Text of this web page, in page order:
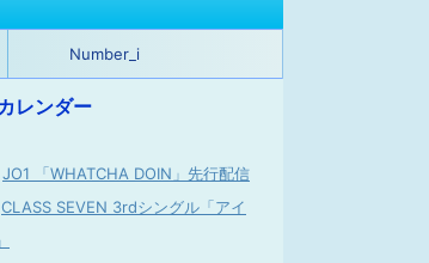
Number_i
レンダー
JO1 「WHATCHA DOIN」先行配信
CLASS SEVEN 3rdシングル「アイ